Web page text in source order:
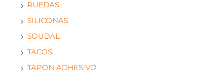
RUEDAS.
SILICONAS
SOUDAL
TACOS
TAPON ADHESIVO